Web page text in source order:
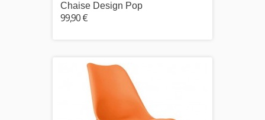
Chaise Design Pop
99,90 €